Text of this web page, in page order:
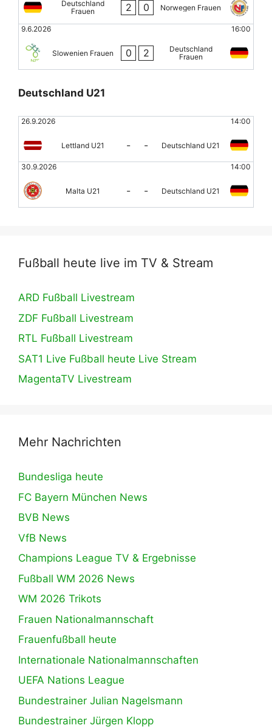
Deutschland
Frauen
2 0 Norwegen Frauen
9.6.2026 16:00
Slowenien Frauen 0 2
Deutschland
Frauen
Deutschland U21
26.9.2026 14:00
Lettland U21 - - Deutschland U21
30.9.2026 14:00
Malta U21 - - Deutschland U21
Fußball heute live im TV & Stream
ARD Fußball Livestream
ZDF Fußball Livestream
RTL Fußball Livestream
SAT1 Live Fußball heute Live Stream
MagentaTV Livestream
Mehr Nachrichten
Bundesliga heute
FC Bayern München News
BVB News
VfB News
Champions League TV & Ergebnisse
Fußball WM 2026 News
WM 2026 Trikots
Frauen Nationalmannschaft
Frauenfußball heute
Internationale Nationalmannschaften
UEFA Nations League
Bundestrainer Julian Nagelsmann
Bundestrainer Jürgen Klopp